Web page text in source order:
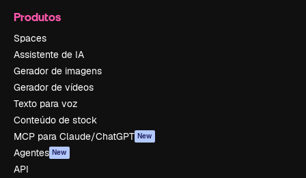
Produtos
Spaces
Assistente de IA
Gerador de imagens
Gerador de vídeos
Texto para voz
Conteúdo de stock
MCP para Claude/ChatGPT New
Agentes New
API